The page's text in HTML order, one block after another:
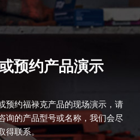
预约产品演示
预约福禄克产品的现场演示，请
询的产品型号或名称，我们会尽
得联系。